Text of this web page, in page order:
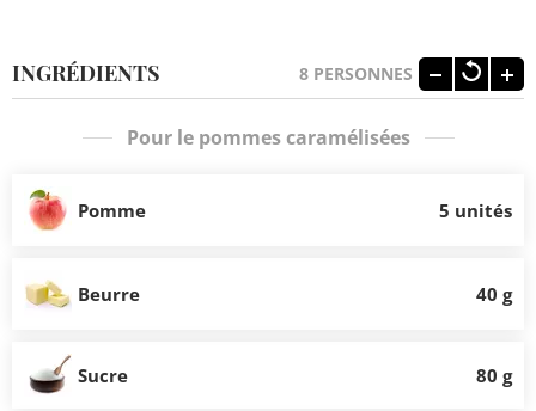
INGRÉDIENTS 8 PERSONNES
Pour le pommes caramélisées
Pomme 5 unités
Beurre 40 g
Sucre 80 g